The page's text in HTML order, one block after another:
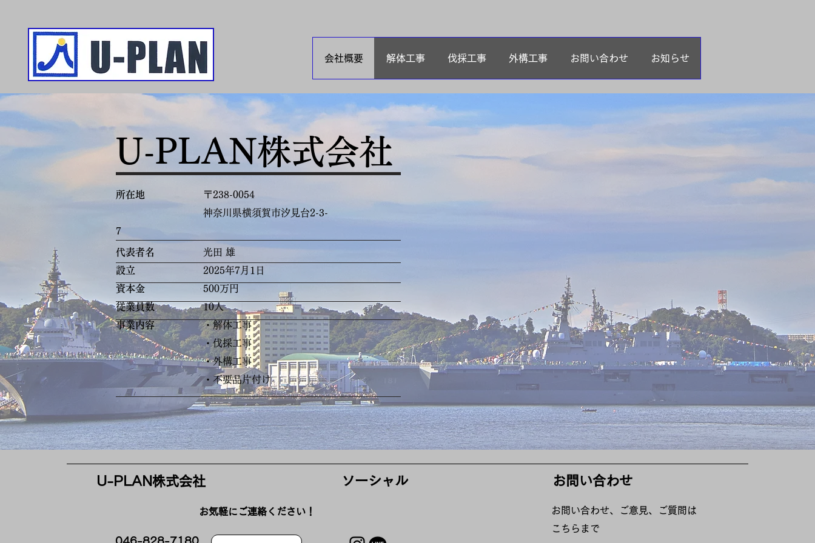
U-PLAN​株式会社 会社概要 解体工事 伐採工事 外構工事 お問い合わせ お知らせ
U-PLAN​株式会社
​所在地
〒238-0054
神奈川県横須賀市汐見台2-3-
7
代表者名
光田 雄
設立 2025年7月1日
​資本金 500万円
​従業員数10人
​事業内容・解体工事
・伐採工事
・外構工事
・不要品片付け
U-PLAN​株式会社
​046-828-7180
​​お気軽にご連絡ください！
ソーシャル お問い合わせ
お問い合わせ、ご意見、ご質問は
こちらまで